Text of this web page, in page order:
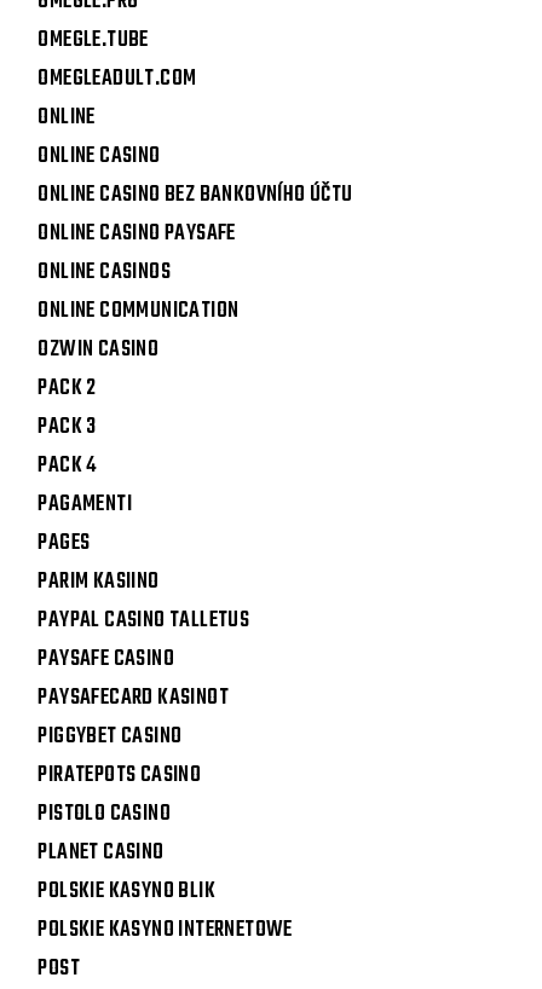
OMEGLE.TUBE
OMEGLEADULT.COM
ONLINE
ONLINE CASINO
ONLINE CASINO BEZ BANKOVNÍHO ÚČTU
ONLINE CASINO PAYSAFE
ONLINE CASINOS
ONLINE COMMUNICATION
OZWIN CASINO
PACK 2
PACK 3
PACK 4
PAGAMENTI
PAGES
PARIM KASIINO
PAYPAL CASINO TALLETUS
PAYSAFE CASINO
PAYSAFECARD KASINOT
PIGGYBET CASINO
PIRATEPOTS CASINO
PISTOLO CASINO
PLANET CASINO
POLSKIE KASYNO BLIK
POLSKIE KASYNO INTERNETOWE
POST